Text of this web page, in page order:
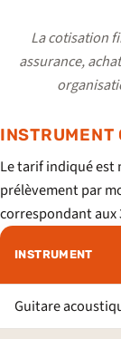
La cotisation
assurance,
INSTRUMENT
Le tarif indiqué est
prélèvement par
correspondant aux
INSTRUMENT
Guitare